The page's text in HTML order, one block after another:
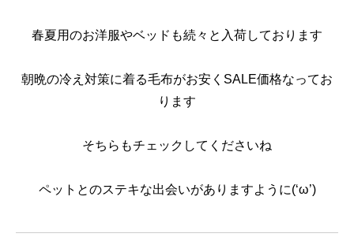
春夏用のお洋服やベッドも続々と入荷しております
朝晩の冷え対策に着る毛布がお安くSALE価格なってお
ります
そちらもチェックしてくださいね
ペットとのステキな出会いがありますように(‘ω’)